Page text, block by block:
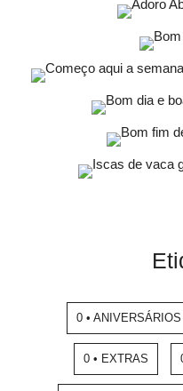
0 • ANIVERSÁRIOS
0 • EXTRAS